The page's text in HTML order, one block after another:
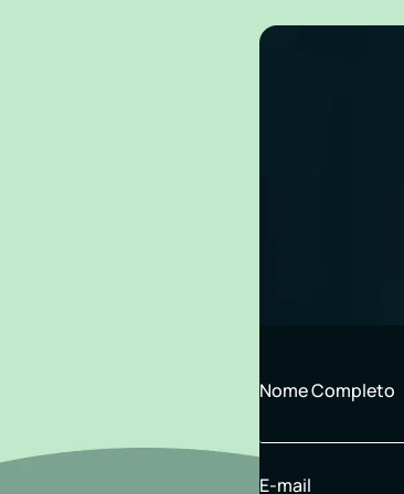
Nome Completo
E-mail